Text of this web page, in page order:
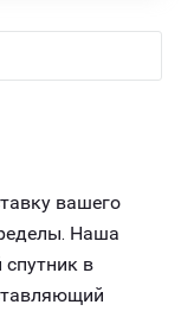
вашего
Наша
в